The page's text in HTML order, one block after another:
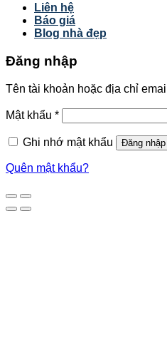
Liên hệ
Báo giá
Blog nhà đẹp
Đăng nhập
Tên tài khoản hoặc địa chỉ email
Mật khẩu *
Ghi nhớ mật khẩu Đăng nhập
Quên mật khẩu?